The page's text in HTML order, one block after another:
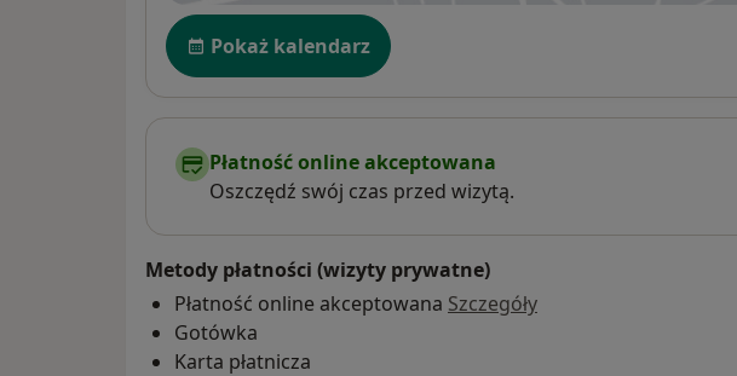
Dostępność
Pokaż kalendarz
Płatność online akceptowana
Oszczędź swój czas przed wizytą.
Metody płatności (wizyty prywatne)
Płatność online akceptowana Szczegóły
Gotówka
Karta płatnicza